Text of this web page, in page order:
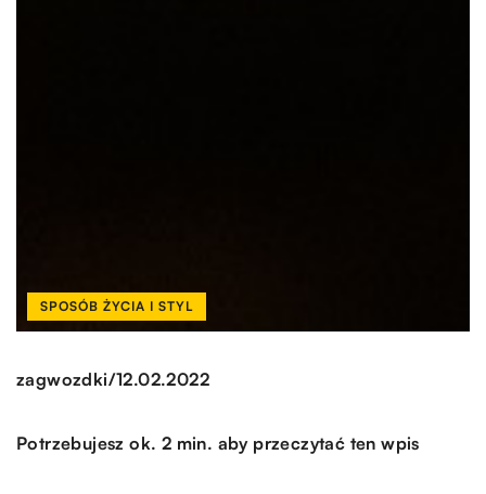
SPOSÓB ŻYCIA I STYL
zagwozdki/12.02.2022
Potrzebujesz ok. 2 min. aby przeczytać ten wpis